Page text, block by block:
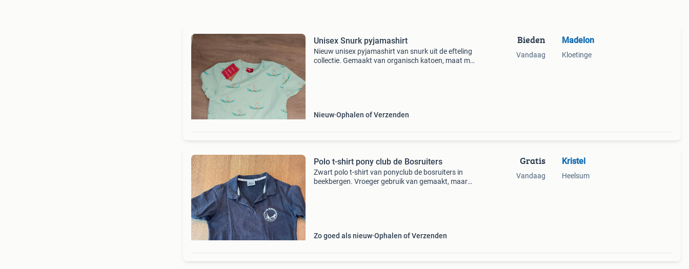
Unisex Snurk pyjamashirt
Nieuw unisex pyjamashirt van snurk uit de efteling
collectie. Gemaakt van organisch katoen, maat m.
Nieuw Ophalen of Verzenden
Bieden
Vandaag
Madelon
Kloetinge
Polo t-shirt pony club de Bosruiters
Zwart polo t-shirt van ponyclub de bosruiters in
beekbergen. Vroeger gebruik van gemaakt, maar
Zo goed als nieuw Ophalen of Verzenden
Gratis
Vandaag
Kristel
Heelsum